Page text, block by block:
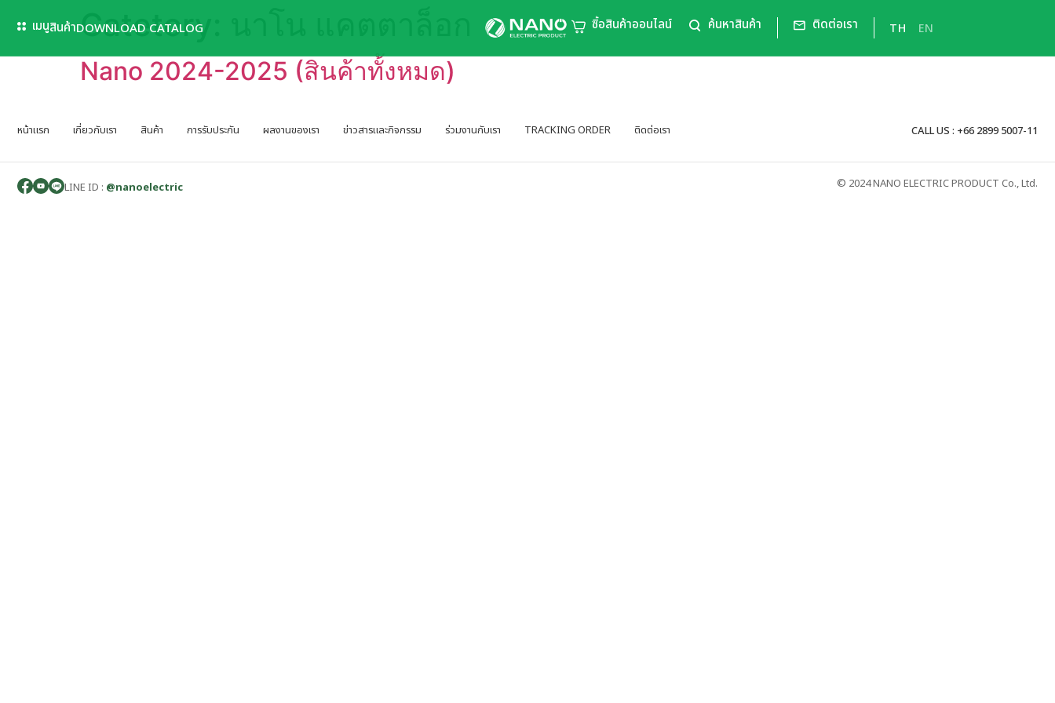
เมนูสินค้าDOWNLOAD CATALOG ซิ้อสินค้าออนไลน์ ค้นหาสินค้า ติดต่อเรา TH EN
Catetory:
Nano 2024-2025 (สินค้าทั้งหมด)
หน้าแรก เกี่ยวกับเรา สินค้า การรับประกัน ผลงานของเรา ข่าวสารและกิจกรรม ร่วมงานกับเรา TRACKING ORDER ติดต่อเรา CALL US : +66 2899 5007-11
LINE ID : @nanoelectric © 2024 NANO ELECTRIC PRODUCT Co., Ltd.